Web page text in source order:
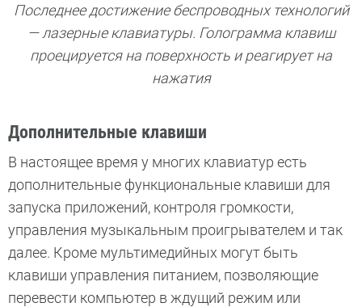
Последнее достижение беспроводных технологий
— лазерные клавиатуры. Голограмма клавиш
проецируется на поверхность и реагирует на
нажатия
Дополнительные клавиши
В настоящее время у многих клавиатур есть
дополнительные функциональные клавиши для
запуска приложений, контроля громкости,
управления музыкальным проигрывателем и так
далее. Кроме мультимедийных могут быть
клавиши управления питанием, позволяющие
перевести компьютер в ждущий режим или